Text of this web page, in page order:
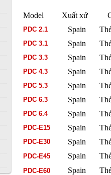
Model Xuất xứ
PDC 2.1 Spain
PDC 3.1 Spain
PDC 3.3 Spain
PDC 4.3 Spain
PDC 5.3 Spain
PDC 6.3 Spain
PDC 6.4 Spain
PDC-E15 Spain
PDC-E30 Spain
PDC-E45 Spain
PDC-E60 Spain